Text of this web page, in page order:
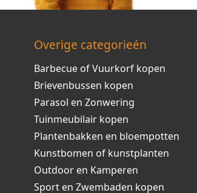
Overige categorieén
Barbecue of Vuurkorf kopen
Brievenbussen kopen
Parasol en Zonwering
Tuinmeubilair kopen
Plantenbakken en bloempotten
Kunstbomen of kunstplanten
Outdoor en Kamperen
Sport en Zwembaden kopen